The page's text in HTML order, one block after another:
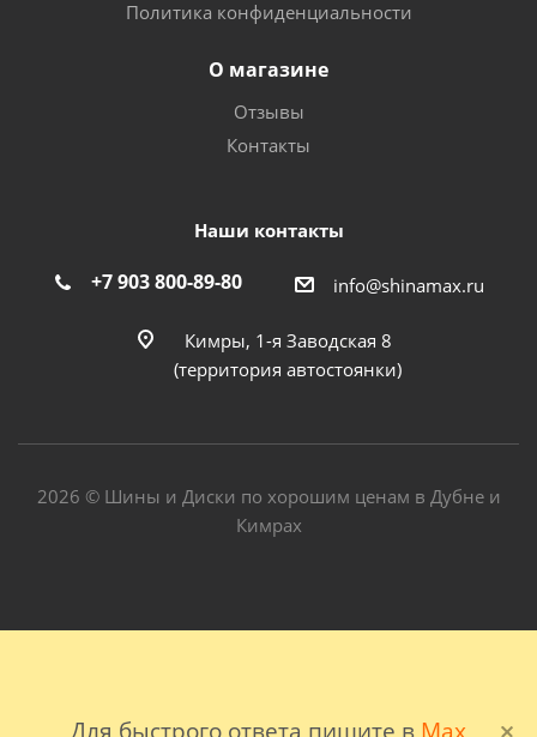
Для быстрого ответа пишите в Max
Политика конфиденциальности
О магазине
Отзывы
Контакты
Наши контакты
+7 903 800-89-80 info@shinamax.ru
Кимры, 1-я Заводская 8
(территория автостоянки)
2026 © Шины и Диски по хорошим ценам в Дубне и
Кимрах